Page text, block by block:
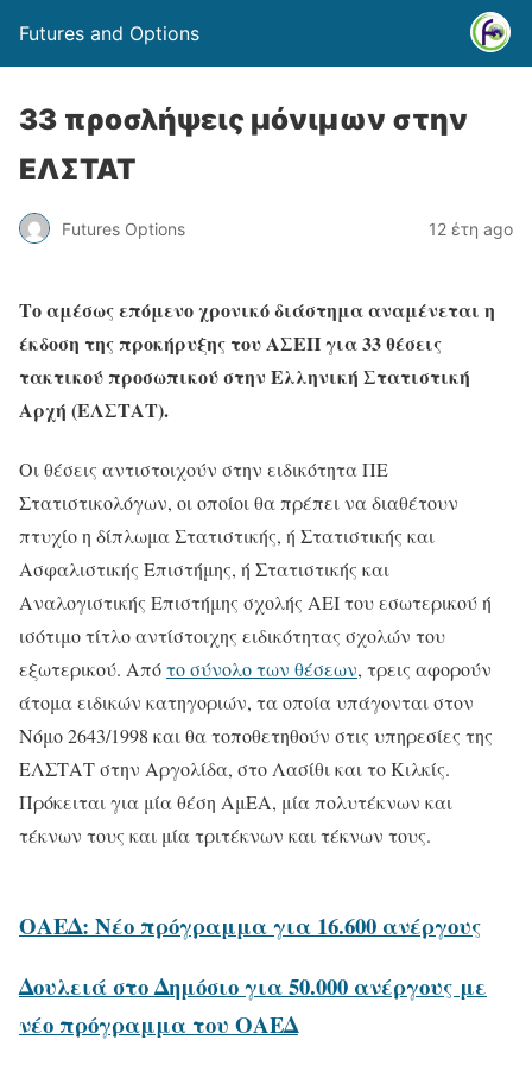
Futures and Options
33 προσλήψεις μόνιμων στην
ΕΛΣΤΑΤ
Futures Options 12 έτη ago
Το αμέσως επόμενο χρονικό διάστημα αναμένεται η
έκδοση της προκήρυξης του ΑΣΕΠ για 33 θέσεις
τακτικού προσωπικού στην Ελληνική Στατιστική
Αρχή (ΕΛΣΤΑΤ).
Οι θέσεις αντιστοιχούν στην ειδικότητα ΠΕ
Στατιστικολόγων, οι οποίοι θα πρέπει να διαθέτουν
πτυχίο η δίπλωμα Στατιστικής, ή Στατιστικής και
Ασφαλιστικής Επιστήμης, ή Στατιστικής και
Αναλογιστικής Επιστήμης σχολής ΑΕΙ του εσωτερικού ή
ισότιμο τίτλο αντίστοιχης ειδικότητας σχολών του
εξωτερικού. Απότο σύνολο των θέσεων, τρεις αφορούν
άτομα ειδικών κατηγοριών, τα οποία υπάγονται στον
Νόμο 2643/1998 και θα τοποθετηθούν στις υπηρεσίες της
ΕΛΣΤΑΤ στην Αργολίδα, στο Λασίθι και το Κιλκίς.
Πρόκειται για μία θέση ΑμΕΑ, μία πολυτέκνων και
τέκνων τους και μία τριτέκνων και τέκνων τους.
ΟΑΕΔ: Νέο πρόγραμμα για 16.600 ανέργους
Δουλειά στο Δημόσιο για 50.000 ανέργους με
νέο πρόγραμμα του ΟΑΕΔ